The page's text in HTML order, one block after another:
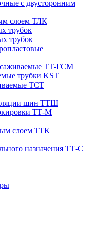
с двусторонним
слоем ТЛК
трубок
трубок
ТТ-ГСМ
трубки KST
ТСТ
шин ТТШ
ТТ-М
слоем TТК
назначения ТТ-С